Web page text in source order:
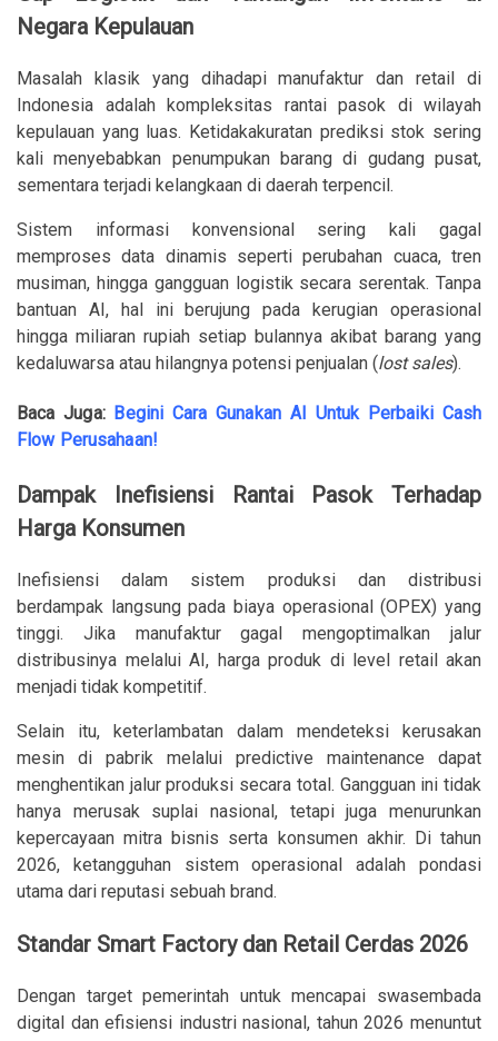
Negara Kepulauan
Masalah klasik yang dihadapi manufaktur dan retail di
Indonesia adalah kompleksitas rantai pasok di wilayah
kepulauan yang luas. Ketidakakuratan prediksi stok sering
kali menyebabkan penumpukan barang di gudang pusat,
sementara terjadi kelangkaan di daerah terpencil.
Sistem informasi konvensional sering kali gagal
memproses data dinamis seperti perubahan cuaca, tren
musiman, hingga gangguan logistik secara serentak. Tanpa
bantuan AI, hal ini berujung pada kerugian operasional
hingga miliaran rupiah setiap bulannya akibat barang yang
kedaluwarsa atau hilangnya potensi penjualan (lost sales).
Baca Juga: Begini Cara Gunakan AI Untuk Perbaiki Cash
Flow Perusahaan!
Dampak Inefisiensi Rantai Pasok Terhadap
Harga Konsumen
Inefisiensi dalam sistem produksi dan distribusi
berdampak langsung pada biaya operasional (OPEX) yang
tinggi. Jika manufaktur gagal mengoptimalkan jalur
distribusinya melalui AI, harga produk di level retail akan
menjadi tidak kompetitif.
Selain itu, keterlambatan dalam mendeteksi kerusakan
mesin di pabrik melalui predictive maintenance dapat
menghentikan jalur produksi secara total. Gangguan ini tidak
hanya merusak suplai nasional, tetapi juga menurunkan
kepercayaan mitra bisnis serta konsumen akhir. Di tahun
2026, ketangguhan sistem operasional adalah pondasi
utama dari reputasi sebuah brand.
Standar Smart Factory dan Retail Cerdas 2026
Dengan target pemerintah untuk mencapai swasembada
digital dan efisiensi industri nasional, tahun 2026 menuntut